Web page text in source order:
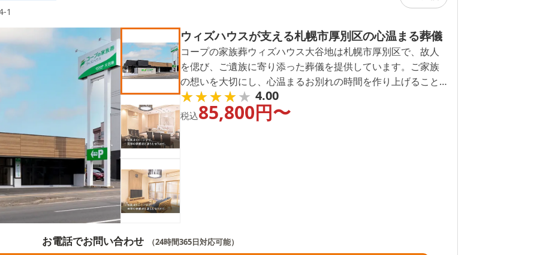
1
ウィズハウスが支える札幌市厚別区の心温まる葬儀
コープの家族葬ウィズハウス大谷地は札幌市厚別区で、故人
を偲び、ご遺族に寄り添った葬儀を提供しています。ご家族
の想いを大切にし、心温まるお別れの時間を作り上げること
が私たちの使命です。事前に明確な料金案内を行い、費用の
不安を軽減するため、予算に合わせたプランをご提案しま
★★★★★
★★★★★ 4.00
税込85,800円〜
お電話でお問い合わせ （24時間365日対応可能）